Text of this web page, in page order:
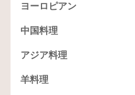
ヨーロピアン
中国料理
アジア料理
羊料理